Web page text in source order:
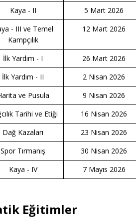
Kaya - II
5 Mart 2026
- III ve Temel
Kampçılık
12 Mart 2026
İlk Yardım - I
26 Mart 2026
İlk Yardım - II
2 Nisan 2026
ve Pusula
9 Nisan 2026
Tarihi ve Etiği
16 Nisan 2026
Dağ Kazaları
23 Nisan 2026
Spor Tırmanış
30 Nisan 2026
Kaya - IV
7 Mayıs 2026
Eğitimler